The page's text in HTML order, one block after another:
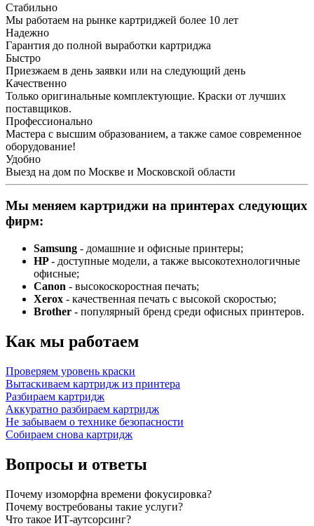
Стабильно
Мы работаем на рынке картриджей более 10 лет
Надежно
Гарантия до полной выработки картриджа
Быстро
Приезжаем в день заявки или на следующий день
Качественно
Только оригинальные комплектующие. Краски от лучших
поставщиков.
Профессионально
Мастера с высшим образованием, а также самое современное
оборудование!
Удобно
Выезд на дом по Москве и Московской области
Мы меняем картриджи на принтерах следующих
фирм:
Samsung - домашние и офисные принтеры;
HP- доступные модели, а также высокотехнологичные
офисные;
Canon - высокоскоростная печать;
Xerox - качественная печать с высокой скоростью;
Brother - популярный бренд среди офисных принтеров.
Как мы работаем
Проверяем уровень краски
Вытаскиваем картридж из принтера
Разбираем картридж
Аккуратно разбираем картридж
Не забываем о технике безопасности
Собираем снова картридж
Вопросы и ответы
Почему изоморфна времени фокусировка?
Почему востребованы такие услуги?
Что такое ИТ-аутсорсинг?